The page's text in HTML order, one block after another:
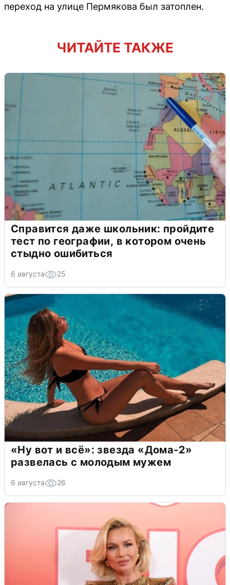
переход на улице Пермякова был затоплен.
ЧИТАЙТЕ ТАКЖЕ
Справится даже школьник: пройдите
тест по географии, в котором очень
стыдно ошибиться
6 августа 25
«Ну вот и всё»: звезда «Дома-2»
развелась с молодым мужем
6 августа 26